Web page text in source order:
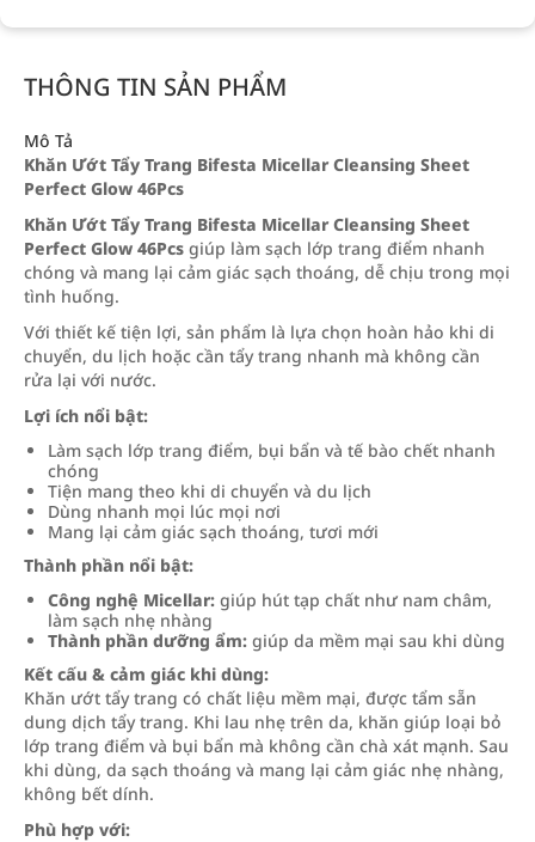
THÔNG TIN SẢN PHẨM
Mô Tả
Khăn Ướt Tẩy Trang Bifesta Micellar Cleansing Sheet
Perfect Glow 46Pcs
Khăn Ướt Tẩy Trang Bifesta Micellar Cleansing Sheet
Perfect Glow 46Pcs giúp làm sạch lớp trang điểm nhanh
chóng và mang lại cảm giác sạch thoáng, dễ chịu trong mọi
tình huống.
Với thiết kế tiện lợi, sản phẩm là lựa chọn hoàn hảo khi di
chuyển, du lịch hoặc cần tẩy trang nhanh mà không cần
rửa lại với nước.
Lợi ích nổi bật:
Làm sạch lớp trang điểm, bụi bẩn và tế bào chết nhanh
chóng
Tiện mang theo khi di chuyển và du lịch
Dùng nhanh mọi lúc mọi nơi
Mang lại cảm giác sạch thoáng, tươi mới
Thành phần nổi bật:
Công nghệ Micellar: giúp hút tạp chất như nam châm,
làm sạch nhẹ nhàng
Thành phần dưỡng ẩm: giúp da mềm mại sau khi dùng
Kết cấu & cảm giác khi dùng:
Khăn ướt tẩy trang có chất liệu mềm mại, được tẩm sẵn
dung dịch tẩy trang. Khi lau nhẹ trên da, khăn giúp loại bỏ
lớp trang điểm và bụi bẩn mà không cần chà xát mạnh. Sau
khi dùng, da sạch thoáng và mang lại cảm giác nhẹ nhàng,
không bết dính.
Phù hợp với: